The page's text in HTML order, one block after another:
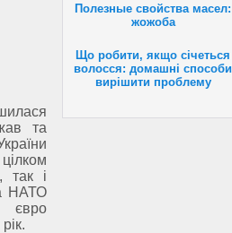
Полезные свойства масел:
жожоба
Що робити, якщо січеться
волосся: домашні способи
вирішити проблему
та
так і
НАТО
євро